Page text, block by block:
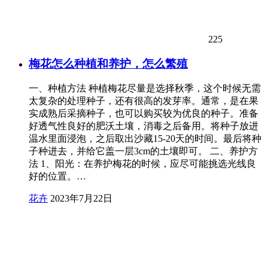
225
梅花怎么种植和养护，怎么繁殖
一、种植方法 种植梅花尽量是选择秋季，这个时候无需
太复杂的处理种子，还有很高的发芽率。通常，是在果
实成熟后采摘种子，也可以购买较为优良的种子。准备
好透气性良好的肥沃土壤，消毒之后备用。将种子放进
温水里面浸泡，之后取出沙藏15-20天的时间。最后将种
子种进去，并给它盖一层3cm的土壤即可。 二、养护方
法 1、阳光：在养护梅花的时候，应尽可能挑选光线良
好的位置。…
花卉 2023年7月22日